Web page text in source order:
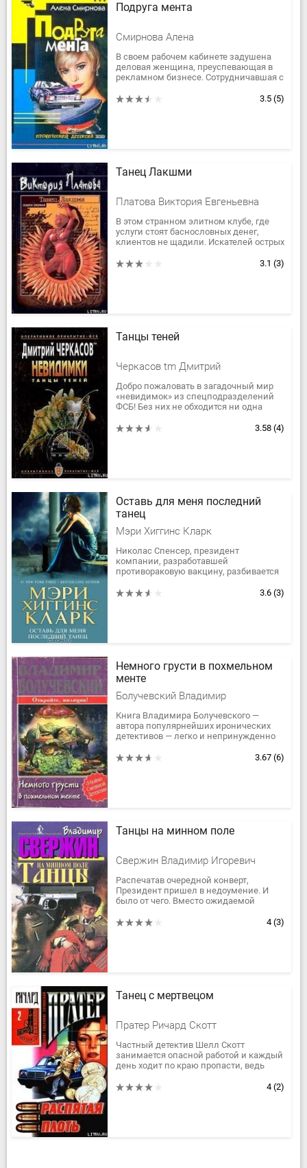
Подруга мента
Смирнова Алена
В своем рабочем кабинете задушена
деловая женщина, преуспевающая в
рекламном бизнесе. Сотрудничавшая с
следующее утро похищена
3.5 (5)
Танец Лакшми
Платова Виктория Евгеньевна
В этом странном элитном клубе, где
услуги стоят баснословных денег,
клиентов не щадили. Искателей острых
а потом откачивали.. Жених...
3.1 (3)
Танцы теней
Черкасов tm Дмитрий
Добро пожаловать в загадочный мир
«невидимок» из спецподразделений
ФСБ! Без них не обходится ни одна
— профессионалы высшей...
3.58 (4)
Оставь для меня последний
танец
Мэри Хиггинс Кларк
Николас Спенсер, президент
компании, разработавшей
противораковую вакцину, разбивается
недели обнаруживается, что чудесной
3.6 (3)
Немного грусти в похмельном
менте
Болучевский Владимир
Книга Владимира Болучевского —
автора популярнейших иронических
детективов — легко и непринужденно
ответственной работы одного...
3.67 (6)
Танцы на минном поле
Свержин Владимир Игоревич
Распечатав очередной конверт,
Президент пришел в недоумение. И
было от чего. Вместо ожидаемой
Валютный Фонд в очередной раз
4 (3)
Танец с мертвецом
Пратер Ричард Скотт
Частный детектив Шелл Скотт
занимается опасной работой и каждый
день ходит по краю пропасти, ведь
просто мафиози готовы на все ради...
4 (2)